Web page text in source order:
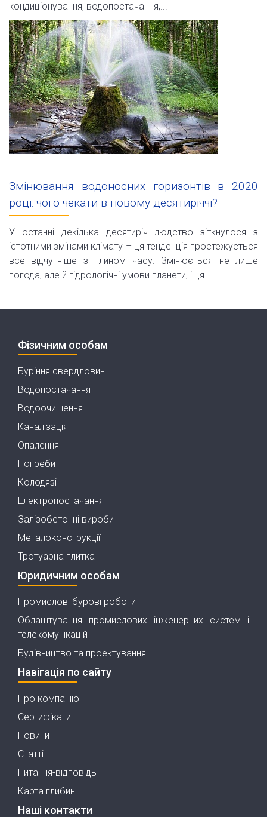
кондиціонування, водопостачання,...
Змінювання водоносних горизонтів в 2020
році: чого чекати в новому десятиріччі?
У останні декілька десятиріч людство зіткнулося з
істотними змінами клімату – ця тенденція простежується
все відчутніше з плином часу. Змінюється не лише
погода, але й гідрологічні умови планети, і ця...
Фізичним особам
Буріння свердловин
Водопостачання
Водоочищення
Каналізація
Опалення
Погреби
Колодязі
Електропостачання
Залізобетонні вироби
Металоконструкції
Тротуарна плитка
Юридичним особам
Промислові бурові роботи
Облаштування промислових інженерних систем і
телекомунікацій
Будівництво та проектування
Навігація по сайту
Про компанію
Сертифікати
Новини
Статті
Питання-відповідь
Карта глибин
Наші контакти